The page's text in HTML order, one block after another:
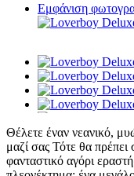
Εμφάνιση
Θέλετε έναν νεανικό,
μαζί σας Τότε θα πρέπει
φανταστικό αγόρι